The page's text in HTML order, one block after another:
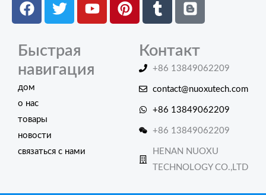
Быстрая
навигация
дом
о нас
товары
новости
связаться с нами
Контакт
+86 13849062209
contact@nuoxutech.com
+86 13849062209
+86 13849062209
HENAN NUOXU
TECHNOLOGY CO.,LTD